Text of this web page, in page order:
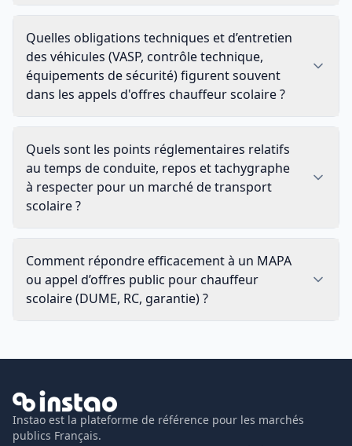
Quelles obligations techniques et d’entretien
des véhicules (VASP, contrôle technique,
équipements de sécurité) figurent souvent
dans les appels d'offres chauffeur scolaire ?
Quels sont les points réglementaires relatifs
au temps de conduite, repos et tachygraphe
à respecter pour un marché de transport
scolaire ?
Comment répondre efficacement à un MAPA
ou appel d’offres public pour chauffeur
scolaire (DUME, RC, garantie) ?
Instao est la plateforme de référence pour les marchés
publics Français.